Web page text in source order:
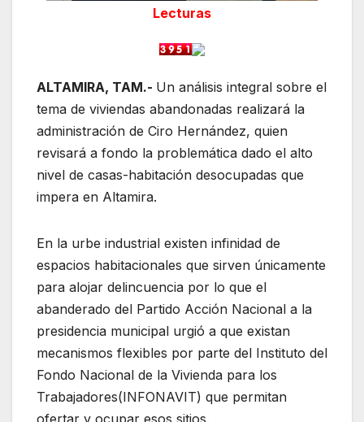
Lecturas
ALTAMIRA, TAM.- Un análisis integral sobre el
tema de viviendas abandonadas realizará la
administración de Ciro Hernández, quien
revisará a fondo la problemática dado el alto
nivel de casas-habitación desocupadas que
impera en Altamira.
En la urbe industrial existen infinidad de
espacios habitacionales que sirven únicamente
para alojar delincuencia por lo que el
abanderado del Partido Acción Nacional a la
presidencia municipal urgió a que existan
mecanismos flexibles por parte del Instituto del
Fondo Nacional de la Vivienda para los
Trabajadores(INFONAVIT) que permitan
ofertar y ocupar esos sitios.